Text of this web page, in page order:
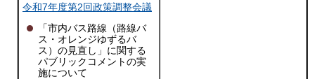
令和7年度第2回政策調整会議
「市内バス路線（路線バ
ス・オレンジゆずるバ
ス）の見直し」に関する
パブリックコメントの実
施について